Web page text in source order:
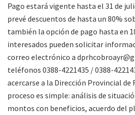
Pago estará vigente hasta el 31 de
prevé descuentos de hasta un 80%
también la opción de pago hasta en
interesados pueden solicitar
correo electrónico a
teléfonos 0388-4221435 / 0388-
acercarse a la Dirección Provincial de
proceso es simple: análisis de
montos con beneficios, acuerdo del